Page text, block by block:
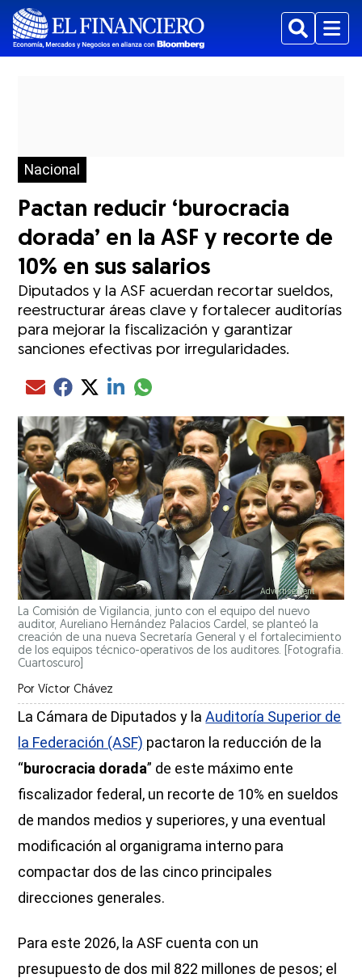
BuscarMenu
Nacional
Pactan reducir ‘burocracia
dorada’ en la ASF y recorte de
10% en sus salarios
Diputados y la ASF acuerdan recortar sueldos,
reestructurar áreas clave y fortalecer auditorías
para mejorar la fiscalización y garantizar
sanciones efectivas por irregularidades.
Compartir el artículo actual mediante Email
Compartir el artículo actual mediante Facebook
Compartir el artículo actual mediante Twitter
Compartir el artículo actual mediante LinkedIn
Compartir el artículo actual mediante
La Comisión de Vigilancia, junto con el equipo del nuevo
auditor, Aureliano Hernández Palacios Cardel, se planteó la
creación de una nueva Secretaría General y el fortalecimiento
de los equipos técnico-operativos de los auditores. [Fotografia.
Cuartoscuro]
Por Víctor Chávez
La Cámara de Diputados y laAuditoría Superior de
la Federación (ASF) pactaron la reducción de la
“burocracia dorada” de este máximo ente
fiscalizador federal, un recorte de 10% en sueldos
de mandos medios y superiores, y una eventual
modificación al organigrama interno para
compactar dos de las cinco principales
direcciones generales.
Para este 2026, la ASF cuenta con un
presupuesto de dos mil 822 millones de pesos; el